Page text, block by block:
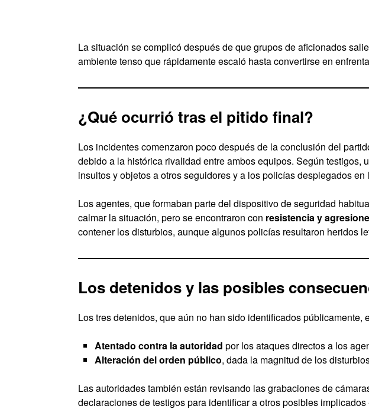
La situación se complicó después de que grupos de aficionados
ambiente tenso que rápidamente escaló hasta convertirse en
¿Qué ocurrió tras el pitido final?
Los incidentes comenzaron poco después de la conclusión del
debido a la histórica rivalidad entre ambos equipos. Según testigos,
insultos y objetos a otros seguidores y a los policías desplegados en
Los agentes, que formaban parte del dispositivo de seguridad
calmar la situación, pero se encontraron con resistencia y
contener los disturbios, aunque algunos policías resultaron heridos
Los detenidos y las posibles
Los tres detenidos, que aún no han sido identificados públicamente,
Atentado contra la autoridad por los ataques directos a los
Alteración del orden público, dada la magnitud de los
Las autoridades también están revisando las grabaciones de
declaraciones de testigos para identificar a otros posibles